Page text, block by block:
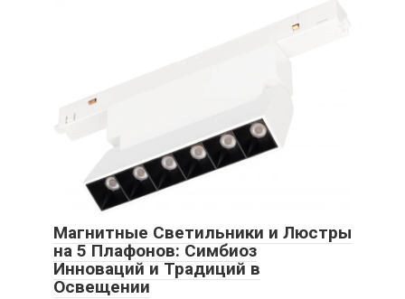
Магнитные Светильники и Люстры
на 5 Плафонов: Симбиоз
Инноваций и Традиций в
Освещении